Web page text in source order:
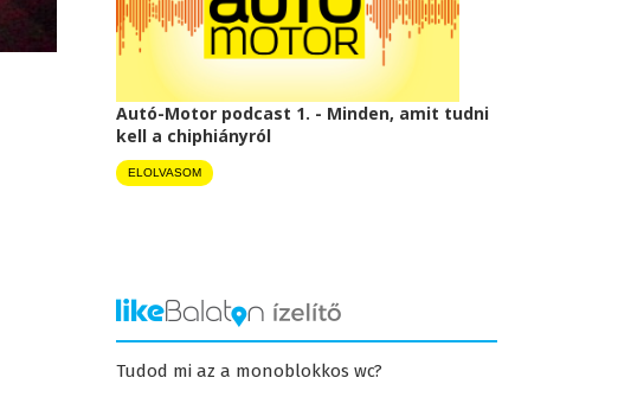
Autó-Motor podcast 1. - Minden, amit tudni
kell a chiphiányról
ELOLVASOM
Tudod mi az a monoblokkos wc?